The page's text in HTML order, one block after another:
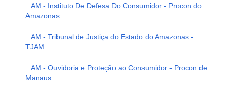
AM - Instituto De Defesa Do Consumidor - Procon do
Amazonas
AM - Tribunal de Justiça do Estado do Amazonas -
TJAM
AM - Ouvidoria e Proteção ao Consumidor - Procon de
Manaus